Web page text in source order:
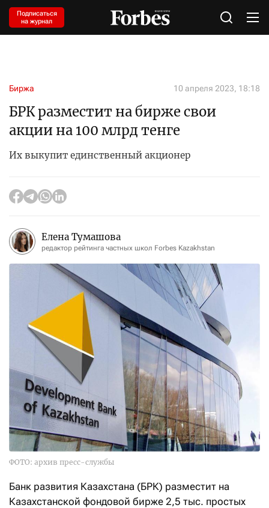
Подписаться
на журнал
Биржа 10 апреля 2023, 18:18
БРК разместит на бирже свои
акции на 100 млрд тенге
Их выкупит единственный акционер
Елена Тумашова
редактор рейтинга частных школ Forbes Kazakhstan
ФОТО: архив пресс-службы
Банк развития Казахстана (БРК) разместит на
Казахстанской фондовой бирже 2,5 тыс. простых